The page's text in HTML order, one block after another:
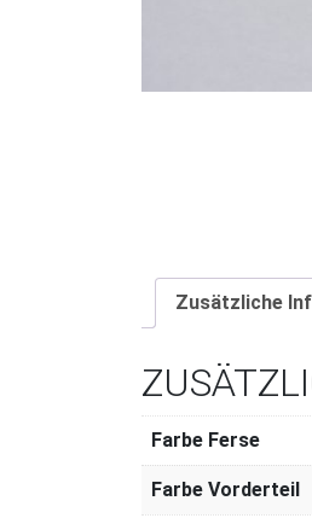
Zusätzliche
Farbe Ferse
Farbe Vorderteil